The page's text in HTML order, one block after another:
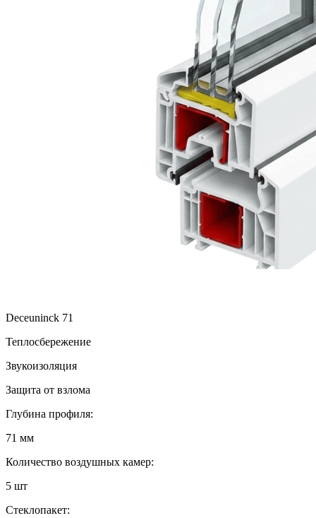
Deceuninck 71
Теплосбережение
Звукоизоляция
Защита от взлома
Глубина профиля:
71 мм
Количество воздушных камер:
5 шт
Стеклопакет: